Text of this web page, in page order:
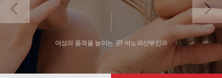
여성의 품격을 높이는 곳! 여노피산부인과